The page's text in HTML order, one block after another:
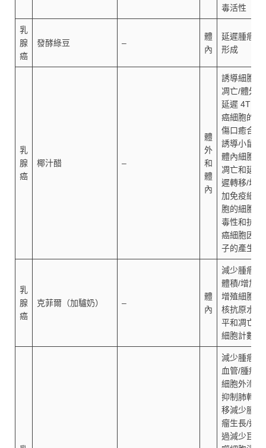
毒活性
乳
腺
癌
發酵綠豆 –
體
內
延遲腫瘤
形成
乳
腺
癌
椰汁醋 –
體
外
和
體
內
誘導細胞
凋亡/體外
延遲 4T1
癌細胞的
傷口癒合/
誘導小鼠
體內細胞
凋亡和延
遲轉移/增
加免疫細
胞的細胞
毒性和抗
癌細胞因
子的產生
乳
腺
癌
克菲爾（加驢奶） –
體
內
減少腫瘤
體積/增加
增殖細胞
核抗原水
平和凋亡
細胞計數
減少腫瘤
血管/腫瘤
細胞外滲/
抑制肺轉
移減少腫
瘤生長/通
過減少巨